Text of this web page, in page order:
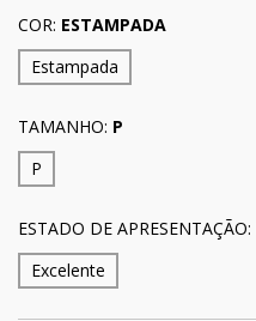
COR: ESTAMPADA
Estampada
TAMANHO: P
P
ESTADO DE APRESENTAÇÃO:
Excelente